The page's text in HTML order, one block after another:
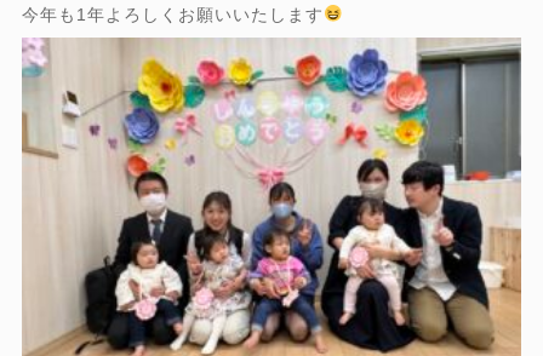
今年も1年よろしくお願いいたします